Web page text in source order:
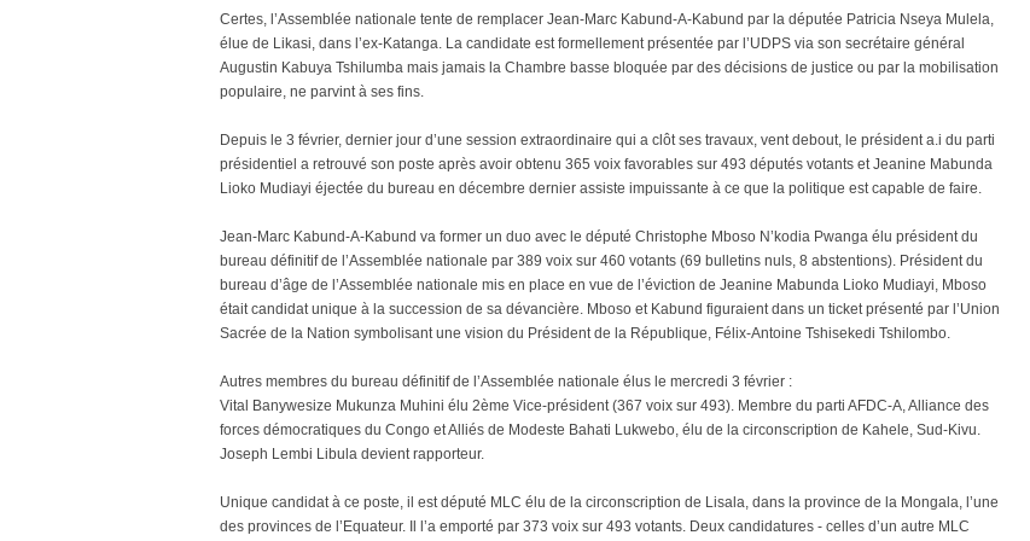
Certes, l’Assemblée nationale tente de remplacer Jean-Marc Kabund-A-Kabund par la députée Patricia Nseya Mulela,
élue de Likasi, dans l’ex-Katanga. La candidate est formellement présentée par l’UDPS via son secrétaire général
Augustin Kabuya Tshilumba mais jamais la Chambre basse bloquée par des décisions de justice ou par la mobilisation
populaire, ne parvint à ses fins.
Depuis le 3 février, dernier jour d’une session extraordinaire qui a clôt ses travaux, vent debout, le président a.i du parti
présidentiel a retrouvé son poste après avoir obtenu 365 voix favorables sur 493 députés votants et Jeanine Mabunda
Lioko Mudiayi éjectée du bureau en décembre dernier assiste impuissante à ce que la politique est capable de faire.
Jean-Marc Kabund-A-Kabund va former un duo avec le député Christophe Mboso N’kodia Pwanga élu président du
bureau définitif de l’Assemblée nationale par 389 voix sur 460 votants (69 bulletins nuls, 8 abstentions). Président du
bureau d’âge de l’Assemblée nationale mis en place en vue de l’éviction de Jeanine Mabunda Lioko Mudiayi, Mboso
était candidat unique à la succession de sa dévancière. Mboso et Kabund figuraient dans un ticket présenté par l’Union
Sacrée de la Nation symbolisant une vision du Président de la République, Félix-Antoine Tshisekedi Tshilombo.
Autres membres du bureau définitif de l’Assemblée nationale élus le mercredi 3 février :
Vital Banywesize Mukunza Muhini élu 2ème Vice-président (367 voix sur 493). Membre du parti AFDC-A, Alliance des
forces démocratiques du Congo et Alliés de Modeste Bahati Lukwebo, élu de la circonscription de Kahele, Sud-Kivu.
Joseph Lembi Libula devient rapporteur.
Unique candidat à ce poste, il est député MLC élu de la circonscription de Lisala, dans la province de la Mongala, l’une
des provinces de l’Equateur. Il l’a emporté par 373 voix sur 493 votants. Deux candidatures - celles d’un autre MLC